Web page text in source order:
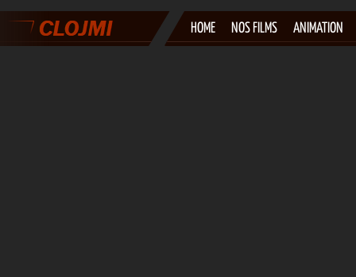
HOME NOS FILMS ANIMATION